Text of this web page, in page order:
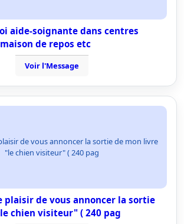
aide-soignante dans centres
de repos etc
Voir l'Message
de vous annoncer la sortie de mon livre
"le chien visiteur" ( 240 pag
plaisir de vous annoncer la sortie
chien visiteur" ( 240 pag